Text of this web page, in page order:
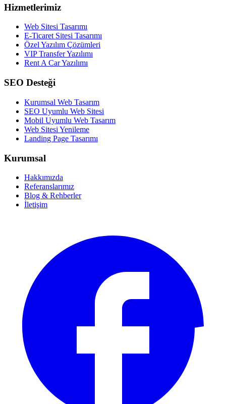
Hizmetlerimiz
Web Sitesi Tasarımı
E-Ticaret Sitesi Tasarımı
Özel Yazılım Çözümleri
VIP Transfer Yazılımı
Rent A Car Yazılımı
SEO Desteği
Kurumsal Web Tasarım
SEO Uyumlu Web Sitesi
Mobil Uyumlu Web Tasarım
Web Sitesi Yenileme
Landing Page Tasarımı
Kurumsal
Hakkımızda
Referanslarımız
Blog & Rehberler
İletişim